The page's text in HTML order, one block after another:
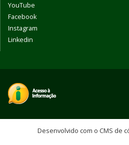
YouTube
Facebook
Instagram
Linkedin
Desenvolvido com o CMS de